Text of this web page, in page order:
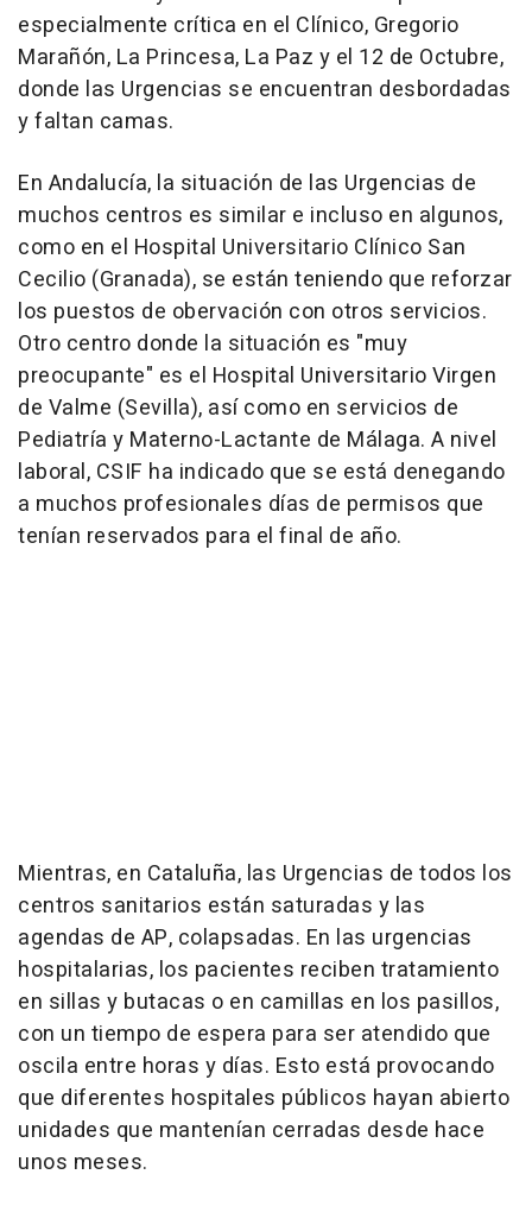
especialmente crítica en el Clínico, Gregorio
Marañón, La Princesa, La Paz y el 12 de Octubre,
donde las Urgencias se encuentran desbordadas
y faltan camas.
En Andalucía, la situación de las Urgencias de
muchos centros es similar e incluso en algunos,
como en el Hospital Universitario Clínico San
Cecilio (Granada), se están teniendo que reforzar
los puestos de obervación con otros servicios.
Otro centro donde la situación es "muy
preocupante" es el Hospital Universitario Virgen
de Valme (Sevilla), así como en servicios de
Pediatría y Materno-Lactante de Málaga. A nivel
laboral, CSIF ha indicado que se está denegando
a muchos profesionales días de permisos que
tenían reservados para el final de año.
Mientras, en Cataluña, las Urgencias de todos los
centros sanitarios están saturadas y las
agendas de AP, colapsadas. En las urgencias
hospitalarias, los pacientes reciben tratamiento
en sillas y butacas o en camillas en los pasillos,
con un tiempo de espera para ser atendido que
oscila entre horas y días. Esto está provocando
que diferentes hospitales públicos hayan abierto
unidades que mantenían cerradas desde hace
unos meses.